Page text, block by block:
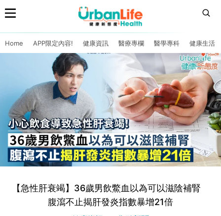
Home APP限定內容! 健康資訊 醫療專欄 醫學專科 健康生活
【急性肝衰竭】36歲男飲鱉血以為可以滋陰補腎
腹瀉不止揭肝發炎指數暴增21倍